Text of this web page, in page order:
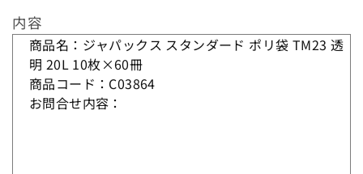
用途から探す
ブランドから探す
内容